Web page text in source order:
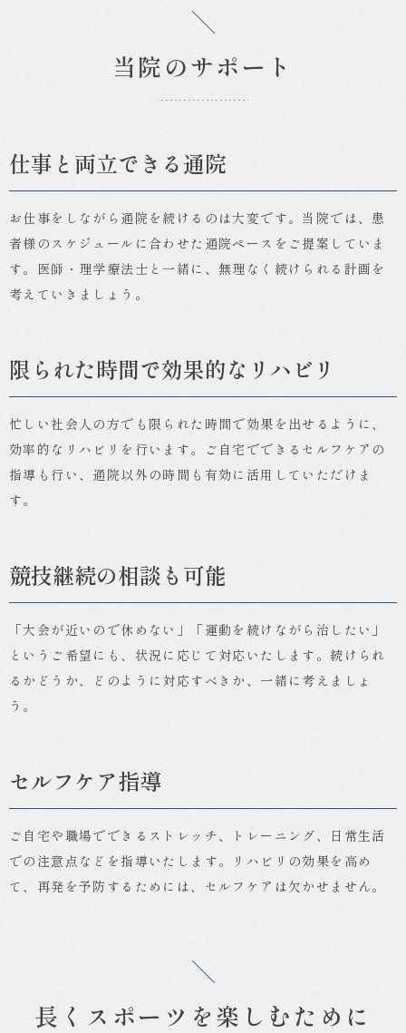
当院のサポート
仕事と両立できる通院
お仕事をしながら通院を続けるのは大変です。当院では、患
者様のスケジュールに合わせた通院ペースをご提案していま
す。医師・理学療法士と一緒に、無理なく続けられる計画を
考えていきましょう。
限られた時間で効果的なリハビリ
忙しい社会人の方でも限られた時間で効果を出せるように、
効率的なリハビリを行います。ご自宅でできるセルフケアの
指導も行い、通院以外の時間も有効に活用していただけま
す。
競技継続の相談も可能
「大会が近いので休めない」「運動を続けながら治したい」
というご希望にも、状況に応じて対応いたします。続けられ
るかどうか、どのように対応すべきか、一緒に考えましょ
う。
セルフケア指導
ご自宅や職場でできるストレッチ、トレーニング、日常生活
での注意点などを指導いたします。リハビリの効果を高め
て、再発を予防するためには、セルフケアは欠かせません。
長くスポーツを楽しむために